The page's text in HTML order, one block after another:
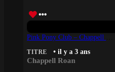
TITRE • il y a 3 ans
Chappell Roan